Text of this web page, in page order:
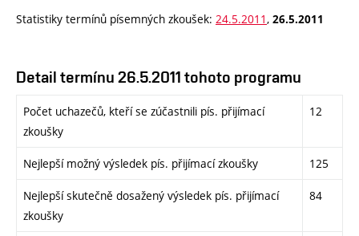
Statistiky termínů písemných zkoušek: 24.5.2011, 26.5.2011
Detail termínu 26.5.2011 tohoto programu
Počet uchazečů, kteří se zúčastnili pís. přijímací
zkoušky
12
Nejlepší možný výsledek pís. přijímací zkoušky 125
Nejlepší skutečně dosažený výsledek pís. přijímací
zkoušky
84